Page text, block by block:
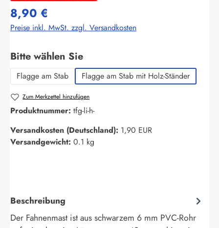
8,90 €
Preise inkl. MwSt. zzgl. Versandkosten
Bitte wählen Sieauswählen
Flagge am Stab Flagge am Stab mit Holz-Ständer
Zum Merkzettel hinzufügen
Produktnummer: tfg-li-h-
Versandkosten (Deutschland): 1,90 EUR
Versandgewicht: 0.1 kg
Beschreibung
Der Fahnenmast ist aus schwarzem 6 mm PVC-Rohr